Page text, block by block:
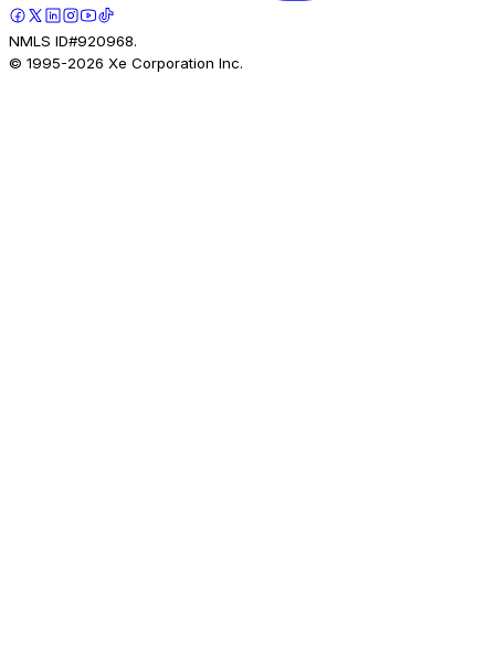
NMLS ID#920968.
© 1995-2026 Xe Corporation Inc.